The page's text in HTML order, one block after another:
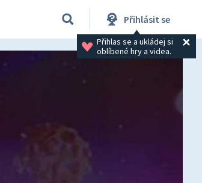
Přihlásit se
Přihlas se a ukládej si
oblíbené hry a videa.